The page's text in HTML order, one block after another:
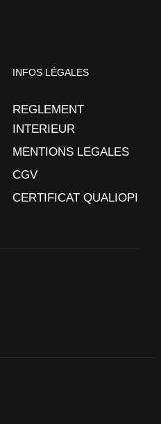
INFOS LÉGALES
REGLEMENT
INTERIEUR
MENTIONS LEGALES
CGV
CERTIFICAT QUALIOPI